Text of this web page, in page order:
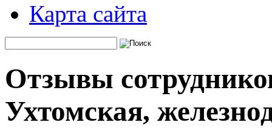
Карта сайта
Отзывы
Ухтомская,